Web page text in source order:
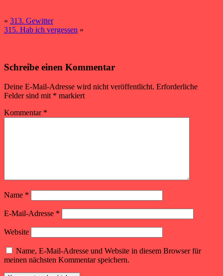
« 313. Gewitter
315. Hab ich vergessen »
Schreibe einen Kommentar
Deine E-Mail-Adresse wird nicht veröffentlicht. Erforderliche
Felder sind mit * markiert
Kommentar *
Name *
E-Mail-Adresse *
Website
Name, E-Mail-Adresse und Website in diesem Browser für
meinen nächsten Kommentar speichern.